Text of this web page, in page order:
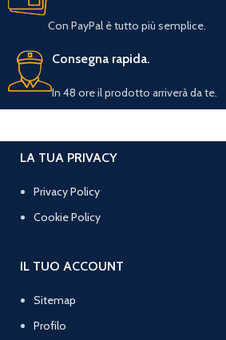
Con PayPal è tutto più semplice.
Consegna rapida.
In 48 ore il prodotto arriverà da te.
LA TUA PRIVACY
Privacy Policy
Cookie Policy
IL TUO ACCOUNT
Sitemap
Profilo